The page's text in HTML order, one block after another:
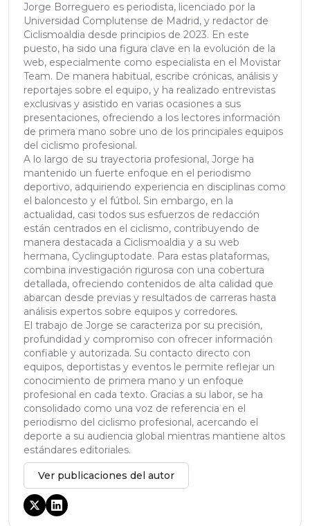
Jorge Borreguero es periodista, licenciado por la
Universidad Complutense de Madrid, y redactor de
Ciclismoaldia desde principios de 2023. En este
puesto, ha sido una figura clave en la evolución de la
web, especialmente como especialista en el Movistar
Team. De manera habitual, escribe crónicas, análisis y
reportajes sobre el equipo, y ha realizado entrevistas
exclusivas y asistido en varias ocasiones a sus
presentaciones, ofreciendo a los lectores información
de primera mano sobre uno de los principales equipos
del ciclismo profesional.
A lo largo de su trayectoria profesional, Jorge ha
mantenido un fuerte enfoque en el periodismo
deportivo, adquiriendo experiencia en disciplinas como
el baloncesto y el fútbol. Sin embargo, en la
actualidad, casi todos sus esfuerzos de redacción
están centrados en el ciclismo, contribuyendo de
manera destacada a Ciclismoaldia y a su web
hermana, Cyclinguptodate. Para estas plataformas,
combina investigación rigurosa con una cobertura
detallada, ofreciendo contenidos de alta calidad que
abarcan desde previas y resultados de carreras hasta
análisis expertos sobre equipos y corredores.
El trabajo de Jorge se caracteriza por su precisión,
profundidad y compromiso con ofrecer información
confiable y autorizada. Su contacto directo con
equipos, deportistas y eventos le permite reflejar un
conocimiento de primera mano y un enfoque
profesional en cada texto. Gracias a su labor, se ha
consolidado como una voz de referencia en el
periodismo del ciclismo profesional, acercando el
deporte a su audiencia global mientras mantiene altos
estándares editoriales.
Ver publicaciones del autor